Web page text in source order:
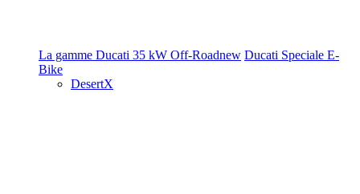
La gamme Ducati 35 kW Off-Roadnew Ducati Speciale E-
Bike
DesertX